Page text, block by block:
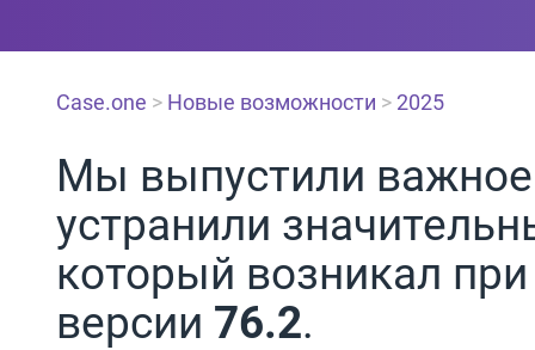
Case.one > Новые возможности >2025
Мы выпустили
устранили
который возникал
версии 76.2.